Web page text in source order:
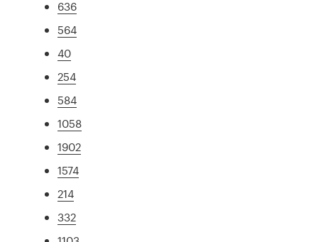
636
564
40
254
584
1058
1902
1574
214
332